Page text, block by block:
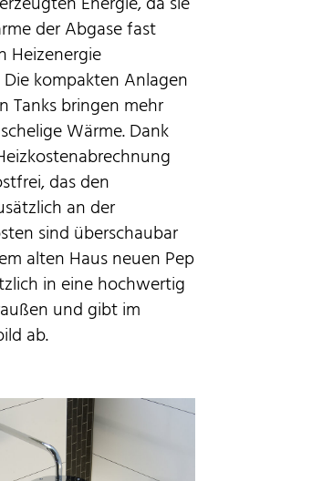
der Abgase fast
Heizenergie
kompakten Anlagen
Tanks bringen mehr
Wärme. Dank
das den
an der
sind überschaubar
alten Haus neuen Pep
in eine hochwertig
und gibt im
ab.